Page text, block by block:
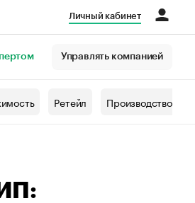
Личный кабинет
Управлять компанией
Ретейл Производство